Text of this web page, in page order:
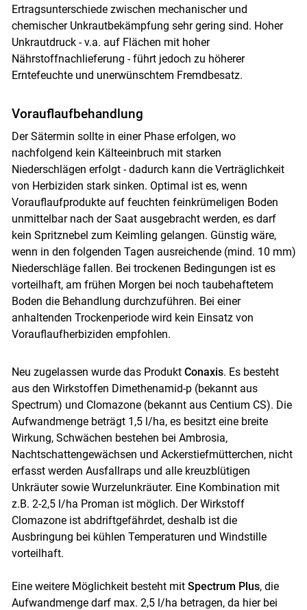
Skip to main content
Ertragsunterschiede zwischen mechanischer und
chemischer Unkrautbekämpfung sehr gering sind. Hoher
Unkrautdruck - v.a. auf Flächen mit hoher
Nährstoffnachlieferung - führt jedoch zu höherer
Erntefeuchte und unerwünschtem Fremdbesatz.
Vorauflaufbehandlung
Der Sätermin sollte in einer Phase erfolgen, wo
nachfolgend kein Kälteeinbruch mit starken
Niederschlägen erfolgt - dadurch kann die Verträglichkeit
von Herbiziden stark sinken. Optimal ist es, wenn
Vorauflaufprodukte auf feuchten feinkrümeligen Boden
unmittelbar nach der Saat ausgebracht werden, es darf
kein Spritznebel zum Keimling gelangen. Günstig wäre,
wenn in den folgenden Tagen ausreichende (mind. 10 mm)
Niederschläge fallen. Bei trockenen Bedingungen ist es
vorteilhaft, am frühen Morgen bei noch taubehaftetem
Boden die Behandlung durchzuführen. Bei einer
anhaltenden Trockenperiode wird kein Einsatz von
Vorauflaufherbiziden empfohlen.
Neu zugelassen wurde das Produkt Conaxis. Es besteht
aus den Wirkstoffen Dimethenamid-p (bekannt aus
Spectrum) und Clomazone (bekannt aus Centium CS). Die
Aufwandmenge beträgt 1,5 l/ha, es besitzt eine breite
Wirkung, Schwächen bestehen bei Ambrosia,
Nachtschattengewächsen und Ackerstiefmütterchen, nicht
erfasst werden Ausfallraps und alle kreuzblütigen
Unkräuter sowie Wurzelunkräuter. Eine Kombination mit
z.B. 2-2,5 l/ha Proman ist möglich. Der Wirkstoff
Clomazone ist abdriftgefährdet, deshalb ist die
Ausbringung bei kühlen Temperaturen und Windstille
vorteilhaft.
Eine weitere Möglichkeit besteht mit Spectrum Plus, die
Aufwandmenge darf max. 2,5 l/ha betragen, da hier bei